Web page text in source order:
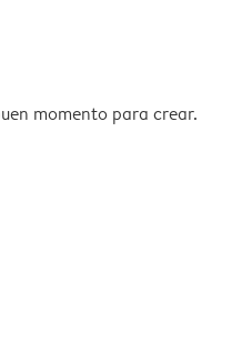
momento para crear.